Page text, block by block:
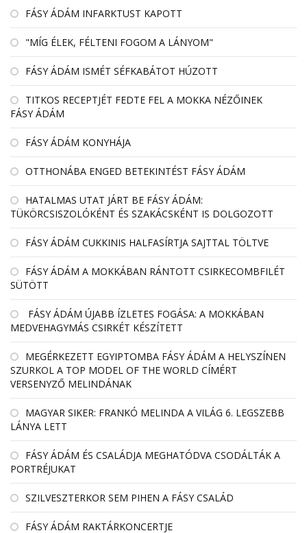
FÁSY ÁDÁM INFARKTUST KAPOTT
"MÍG ÉLEK, FÉLTENI FOGOM A LÁNYOM"
FÁSY ÁDÁM ISMÉT SÉFKABÁTOT HÚZOTT
TITKOS RECEPTJÉT FEDTE FEL A MOKKA NÉZŐINEK
FÁSY ÁDÁM
FÁSY ÁDÁM KONYHÁJA
OTTHONÁBA ENGED BETEKINTÉST FÁSY ÁDÁM
HATALMAS UTAT JÁRT BE FÁSY ÁDÁM:
TÜKÖRCSISZOLÓKÉNT ÉS SZAKÁCSKÉNT IS DOLGOZOTT
FÁSY ÁDÁM CUKKINIS HALFASÍRTJA SAJTTAL TÖLTVE
FÁSY ÁDÁM A MOKKÁBAN RÁNTOTT CSIRKECOMBFILÉT
SÜTÖTT
FÁSY ÁDÁM ÚJABB ÍZLETES FOGÁSA: A MOKKÁBAN
MEDVEHAGYMÁS CSIRKÉT KÉSZÍTETT
MEGÉRKEZETT EGYIPTOMBA FÁSY ÁDÁM A HELYSZÍNEN
SZURKOL A TOP MODEL OF THE WORLD CÍMÉRT
VERSENYZŐ MELINDÁNAK
MAGYAR SIKER: FRANKÓ MELINDA A VILÁG 6. LEGSZEBB
LÁNYA LETT
FÁSY ÁDÁM ÉS CSALÁDJA MEGHATÓDVA CSODÁLTÁK A
PORTRÉJUKAT
SZILVESZTERKOR SEM PIHEN A FÁSY CSALÁD
FÁSY ÁDÁM RAKTÁRKONCERTJE